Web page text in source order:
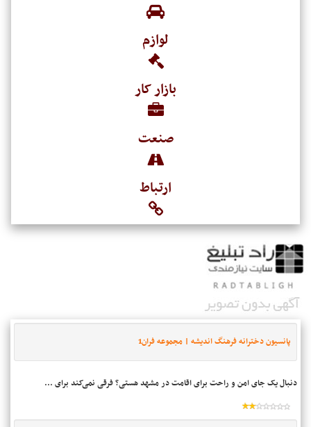
لوازم
بازار کار
صنعت
ارتباط
پانسیون دخترانه فرهنگ اندیشه | مجموعه فران1
دنبال یک جای امن و راحت برای اقامت در مشهد هستی؟ فرقی نمی‌کند برای ...